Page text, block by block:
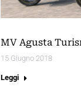
MV Agusta
15 Giugno 2018
Leggi